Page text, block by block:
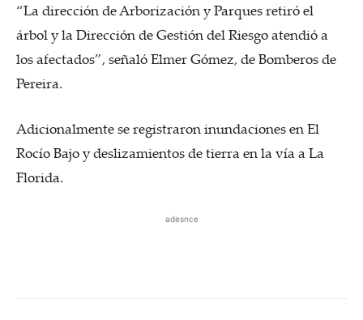
“La dirección de Arborización y Parques retiró el
árbol y la Dirección de Gestión del Riesgo atendió a
los afectados”, señaló Elmer Gómez, de Bomberos de
Pereira.
Adicionalmente se registraron inundaciones en El
Rocío Bajo y deslizamientos de tierra en la vía a La
Florida.
adesnce